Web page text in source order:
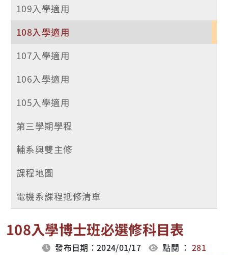
109入學適用
108入學適用
107入學適用
106入學適用
105入學適用
第三學期學程
輔系與雙主修
課程地圖
電機系課程抵修清單
108入學博士班必選修科目表
發布日期：2024/01/17 點閱 ：281